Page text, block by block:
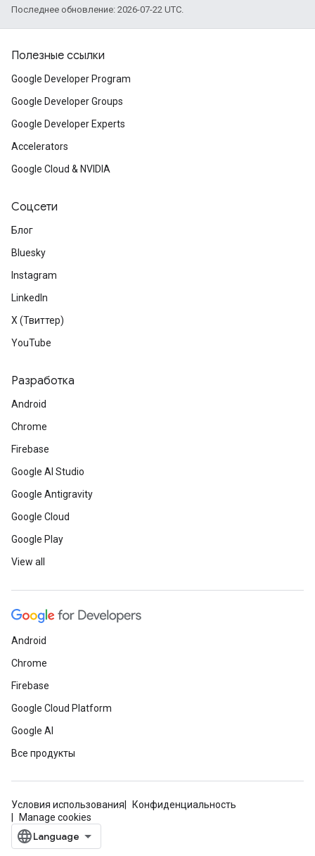
Последнее обновление: 2026-07-22 UTC.
Полезные ссылки
Google Developer Program
Google Developer Groups
Google Developer Experts
Accelerators
Google Cloud & NVIDIA
Соцсети
Блог
Bluesky
Instagram
LinkedIn
X (Твиттер)
YouTube
Разработка
Android
Chrome
Firebase
Google AI Studio
Google Antigravity
Google Cloud
Google Play
View all
Android
Chrome
Firebase
Google Cloud Platform
Google AI
Все продукты
Условия использования
Конфиденциальность
Manage cookies